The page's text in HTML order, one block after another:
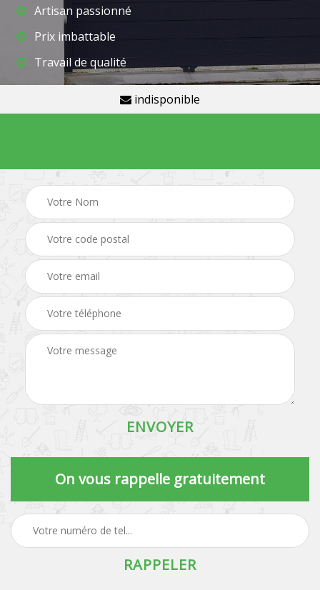
Artisan passionné
Prix imbattable
Travail de qualité
indisponible
On vous rappelle gratuitement